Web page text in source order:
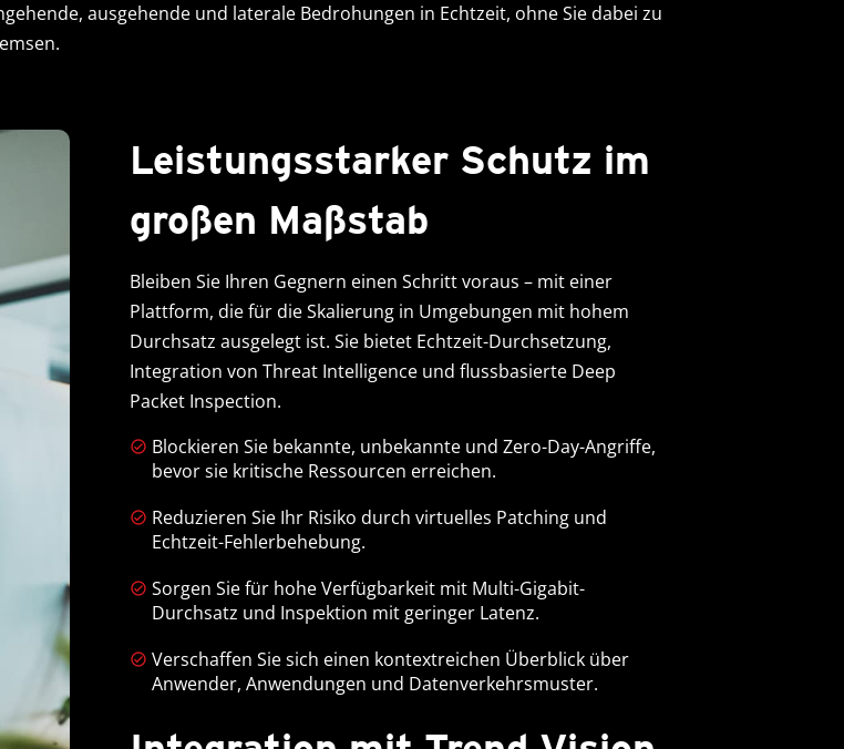
ausgehende und laterale Bedrohungen in Echtzeit, ohne Sie dabei zu
Leistungsstarker Schutz im
großen Maßstab
Bleiben Sie Ihren Gegnern einen Schritt voraus – mit einer
Plattform, die für die Skalierung in Umgebungen mit hohem
Durchsatz ausgelegt ist. Sie bietet Echtzeit-Durchsetzung,
Integration von Threat Intelligence und flussbasierte Deep
Packet Inspection.
Blockieren Sie bekannte, unbekannte und Zero-Day-Angriffe,
bevor sie kritische Ressourcen erreichen.
Reduzieren Sie Ihr Risiko durch virtuelles Patching und
Echtzeit-Fehlerbehebung.
Sorgen Sie für hohe Verfügbarkeit mit Multi-Gigabit-
Durchsatz und Inspektion mit geringer Latenz.
Verschaffen Sie sich einen kontextreichen Überblick über
Anwender, Anwendungen und Datenverkehrsmuster.